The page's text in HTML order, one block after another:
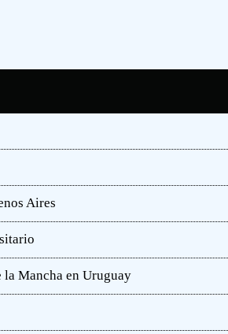
Aires
Mancha en Uruguay